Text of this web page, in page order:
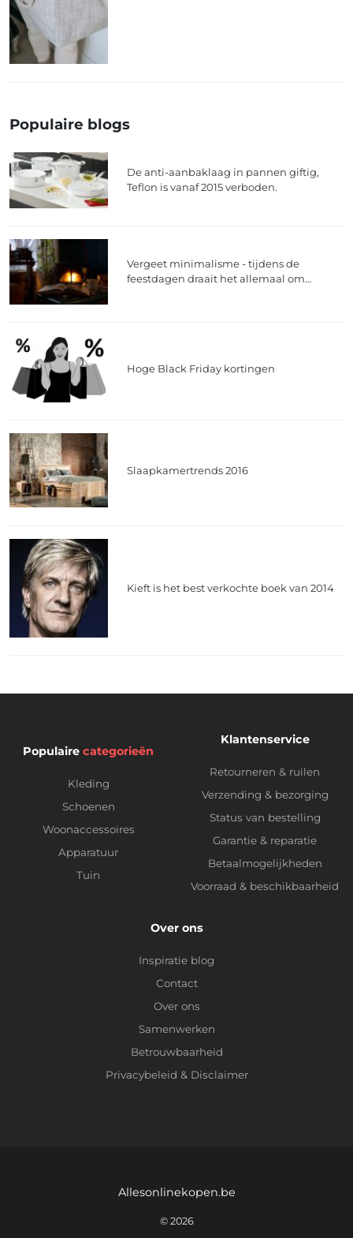
Populaire blogs
De anti-aanbaklaag in pannen giftig,
Teflon is vanaf 2015 verboden.
Vergeet minimalisme - tijdens de
feestdagen draait het allemaal om
Hoge Black Friday kortingen
Slaapkamertrends 2016
Kieft is het best verkochte boek van 2014
Populaire categorieën
Kleding
Schoenen
Woonaccessoires
Apparatuur
Tuin
Klantenservice
Retourneren & ruilen
Verzending & bezorging
Status van bestelling
Garantie & reparatie
Betaalmogelijkheden
Voorraad & beschikbaarheid
Over ons
Inspiratie blog
Contact
Over ons
Samenwerken
Betrouwbaarheid
Privacybeleid & Disclaimer
Allesonlinekopen.be
© 2026